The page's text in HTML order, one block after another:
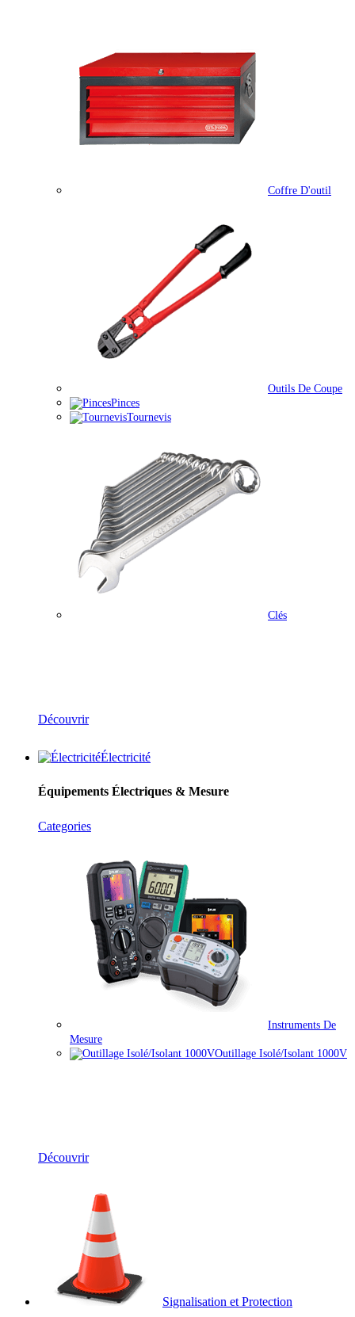
Coffre D'outil
Outils De Coupe
Pinces
Tournevis
Clés
Découvrir
Électricité
Équipements Électriques & Mesure
Categories
Instruments De
Mesure
Outillage Isolé/isolant 1000V
Découvrir
Signalisation et Protection